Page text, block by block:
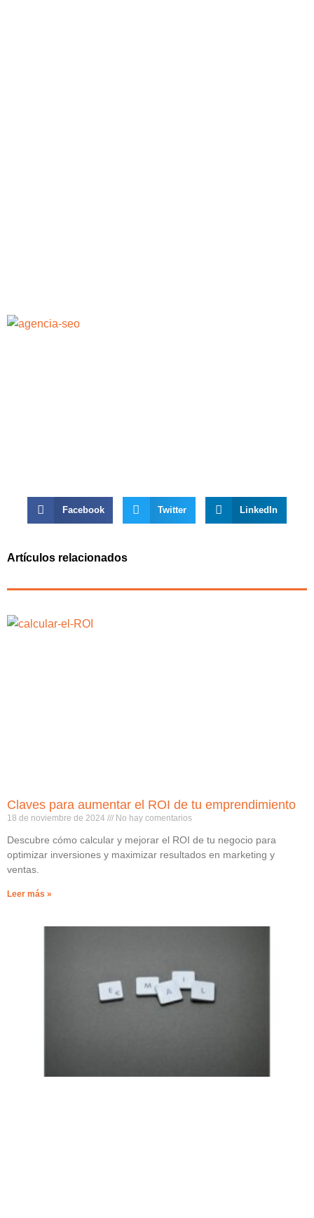
Facebook Twitter LinkedIn
Artículos relacionados
Claves para aumentar el ROI de tu emprendimiento
18 de noviembre de 2024 No hay comentarios
Descubre cómo calcular y mejorar el ROI de tu negocio para
optimizar inversiones y maximizar resultados en marketing y
ventas.
Leer más »